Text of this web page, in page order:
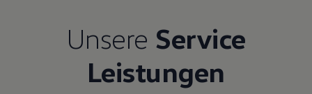
Natur
Events
Rückblick VW Bus Festival 2023
75 Jahre Bulli Jubiläum
Bulli Magazin
Unsere Service
Leistungen